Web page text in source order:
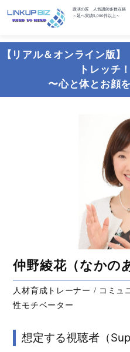
講演の匠 人気講師多数在籍
～延べ実績5,000件以上～
【リアル＆オンライン版
トレ
〜心と体とお顔
仲野綾花（なかの
人材育成トレーナー / コミュ
性モチベーター
想定する視聴者（